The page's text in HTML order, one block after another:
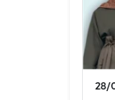
28/